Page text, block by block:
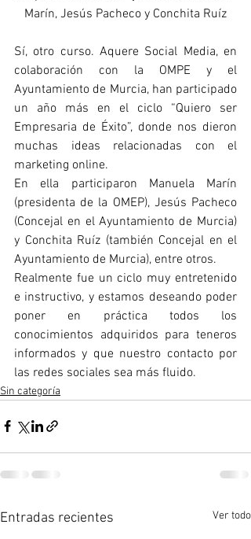
Marín, Jesús Pacheco y Conchita Ruíz
Sí, otro curso. Aquere Social Media, en
colaboración con la OMPE y el
Ayuntamiento de Murcia, han participado
un año más en el ciclo “Quiero ser
Empresaria de Éxito”, donde nos dieron
muchas ideas relacionadas con el
marketing online.
En ella participaron Manuela Marín
(presidenta de la OMEP), Jesús Pacheco
(Concejal en el Ayuntamiento de Murcia)
y Conchita Ruíz (también Concejal en el
Ayuntamiento de Murcia), entre otros.
Realmente fue un ciclo muy entretenido
e instructivo, y estamos deseando poder
poner en práctica todos los
conocimientos adquiridos para teneros
informados y que nuestro contacto por
las redes sociales sea más fluido.
Sin categoría
Entradas recientes Ver todo